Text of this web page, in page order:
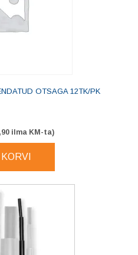
OTSAGA 12TK/PK
ilma KM-ta)
KORVI